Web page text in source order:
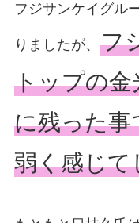
フジサンケイグル
りましたが、 フ
トップの金
に残った事
弱く感じて